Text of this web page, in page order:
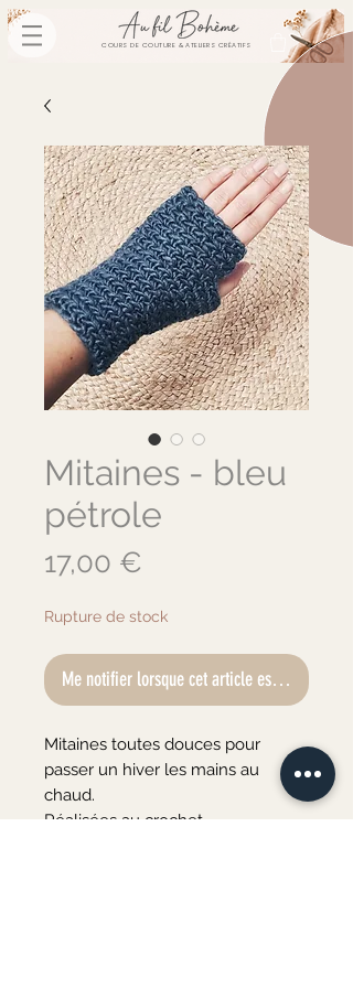
COURS DE COUTURE & ATELIERS CRÉATIFS
Mitaines - bleu
pétrole
17,00 €
Rupture de stock
Me notifier lorsque cet article est disponible
Mitaines toutes douces pour
passer un hiver les mains au
chaud.
Réalisées au crochet.